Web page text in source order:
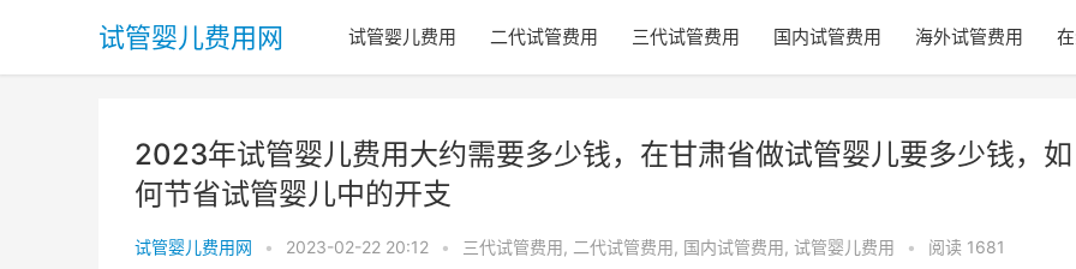
试管婴儿费用网 试管婴儿费用 二代试管费用 三代试管费用 国内试管费用 海外试管费用
2023年试管婴儿费用大约需要多少钱，在甘肃省做试管婴儿要多少钱，如
何节省试管婴儿中的开支
试管婴儿费用网 • 2023-02-22 20:12 • 三代试管费用, 二代试管费用, 国内试管费用, 试管婴儿费用 • 阅读 1681